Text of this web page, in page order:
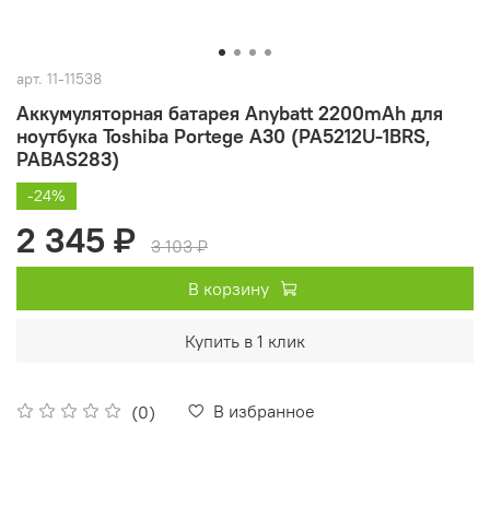
арт. 11-11538
Аккумуляторная батарея Anybatt 2200mAh для
ноутбука Toshiba Portege A30 (PA5212U-1BRS,
PABAS283)
(0) В избранное
-24%
2 345 ₽
3 103 ₽
В корзину
Купить в 1 клик